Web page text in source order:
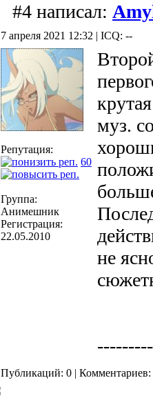
#4 написал:
7 апреля 2021 12:32 | ICQ: --
Репутация:
60
Группа:
Анимешник
Регистрация:
22.05.2010
муз.
не
Публикаций: 0 | Комментариев: